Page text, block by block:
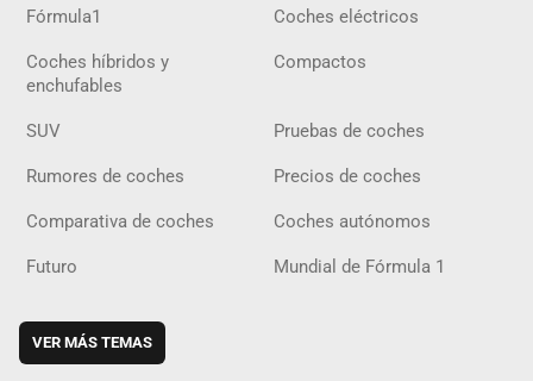
Fórmula1 Coches eléctricos
Coches híbridos y
enchufables
Compactos
SUV Pruebas de coches
Rumores de coches Precios de coches
Comparativa de coches Coches autónomos
Futuro Mundial de Fórmula 1
VER MÁS TEMAS